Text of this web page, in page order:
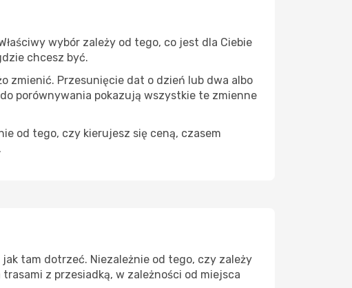
wybór zależy od tego, co jest dla Ciebie
chcesz być.
zmienić. Przesunięcie dat o dzień lub dwa albo
porównywania pokazują wszystkie te zmienne
od tego, czy kierujesz się ceną, czasem
tam dotrzeć. Niezależnie od tego, czy zależy
z przesiadką, w zależności od miejsca